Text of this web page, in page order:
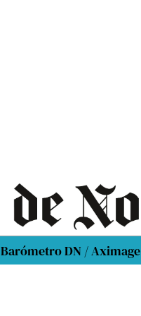
Barómetro DN / Aximage